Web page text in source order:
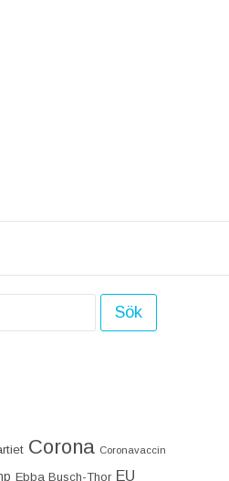
Corona Coronavaccin
Ebba Busch-Thor EU